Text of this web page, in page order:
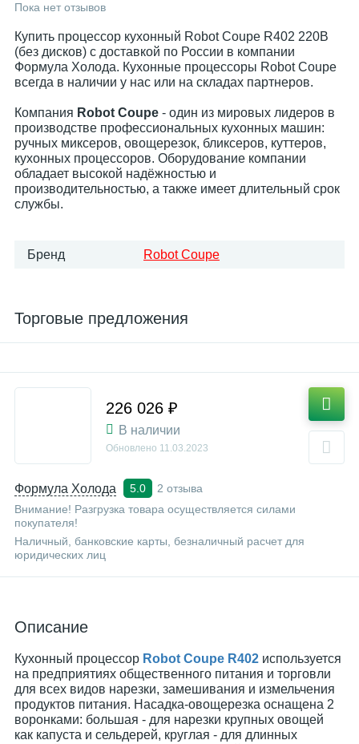
Пока нет отзывов
Купить процессор кухонный Robot Coupe R402 220В
(без дисков) с доставкой по России в компании
Формула Холода. Кухонные процессоры Robot Coupe
всегда в наличии у нас или на складах партнеров.
Компания Robot Coupe - один из мировых лидеров в
производстве профессиональных кухонных машин:
ручных миксеров, овощерезок, бликсеров, куттеров,
кухонных процессоров. Оборудование компании
обладает высокой надёжностью и
производительностью, а также имеет длительный срок
службы.
Бренд Robot Coupe
Торговые предложения
Формула Холода 5.0
2 отзыва
Внимание! Разгрузка товара осуществляется силами
покупателя!
Наличный, банковские карты, безналичный расчет для
юридических лиц
226 026 ₽
В наличии
Обновлено 11.03.2023
Описание
Кухонный процессор Robot Coupe R402 используется
на предприятиях общественного питания и торговли
для всех видов нарезки, замешивания и измельчения
продуктов питания. Насадка-овощерезка оснащена 2
воронками: большая - для нарезки крупных овощей
как капуста и сельдерей, круглая - для длинных